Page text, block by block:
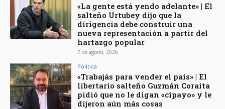
«La gente está yendo adelante» | El
salteño Urtubey dijo que la
dirigencia debe construir una
nueva representación a partir del
hartazgo popular
7 de agosto, 2026
Política
«Trabajás para vender el país» | El
libertario salteño Guzmán Coraita
pidió que no le digan «cipayo» y le
dijeron aún más cosas